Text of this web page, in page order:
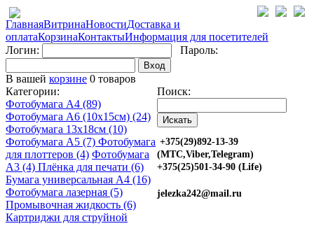
ГлавнаяВитринаНовостиДоставка и
оплатаКорзинаКонтактыИнформация для посетителей
Логин:
Пароль:
Вход
В вашей корзине 0 товаров
Категории:
Фотобумага A4 (89)
Фотобумага A6 (10х15см) (24)
Фотобумага 13х18см (10)
Фотобумага A5 (7) Фотобумага
для плоттеров (4) Фотобумага
A3 (4) Плёнка для печати (6)
Бумага универсальная A4 (16)
Фотобумага лазерная (5)
Промывочная жидкость (6)
Картриджи для струйной
Поиск:
+375(29)892-13-39
(МТС,Viber,Telegram)
+375(25)501-34-90 (Life)
jelezka242@mail.ru